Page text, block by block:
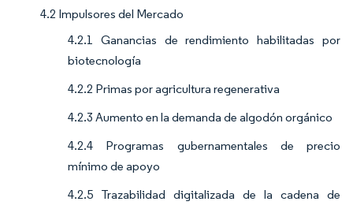
4.2 Impulsores del Mercado
4.2.1 Ganancias de rendimiento habilitadas por
biotecnología
4.2.2 Primas por agricultura regenerativa
4.2.3 Aumento en la demanda de algodón orgánico
4.2.4 Programas gubernamentales de precio
mínimo de apoyo
4.2.5 Trazabilidad digitalizada de la cadena de